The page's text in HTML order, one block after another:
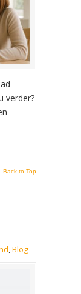
verder?
Back to Top
,Blog